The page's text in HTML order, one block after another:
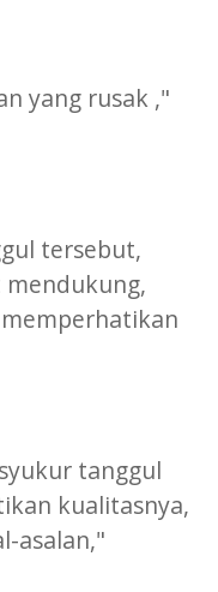
yang rusak ,"
tersebut,
tanggul
kualitasnya,
asalan,"